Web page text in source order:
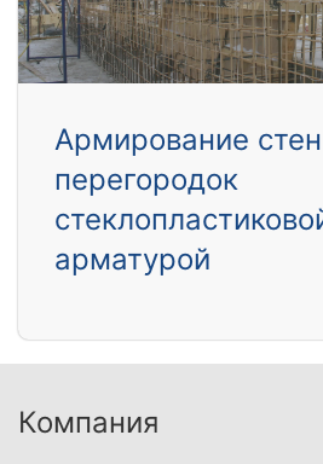
Армирование
перегородок
арматурой
Компания